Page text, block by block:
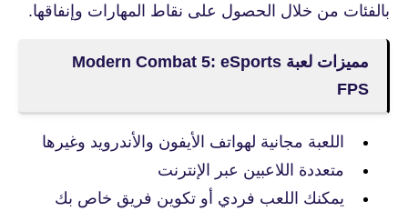
بالفئات من خلال الحصول على نقاط المهارات وإنفاقها.
مميزات لعبة Modern Combat 5: eSports
FPS‏
اللعبة مجانية لهواتف الأيفون والأندرويد وغيرها
متعددة اللاعبين عبر الإنترنت
يمكنك اللعب فردي أو تكوين فريق خاص بك